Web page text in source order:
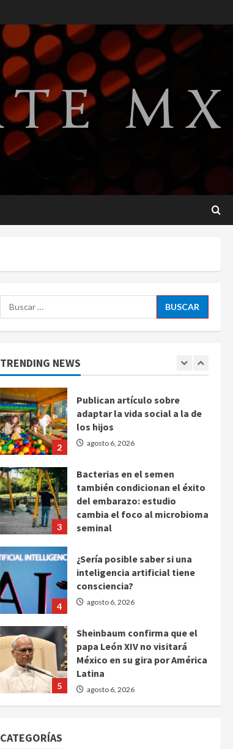
Buscar:
TRENDING NEWS
2
los hijos
agosto 6, 2026
3
Bacterias en el semen
también condicionan el éxito
del embarazo: estudio
cambia el foco al microbioma
seminal
1
demandas millonarias por
2
Publican artículo sobre
adaptar la vida social a la de
los hijos
agosto 6, 2026
3
Bacterias en el semen
también condicionan el éxito
del embarazo: estudio
cambia el foco al microbioma
seminal
4
¿Sería posible saber si una
inteligencia artificial tiene
consciencia?
agosto 6, 2026
5
Sheinbaum confirma que el
papa León XIV no visitará
México en su gira por América
Latina
agosto 6, 2026
CATEGORÍAS